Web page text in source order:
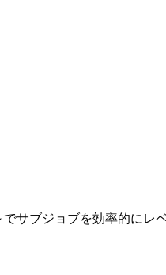
サブジョブを効率的にレ